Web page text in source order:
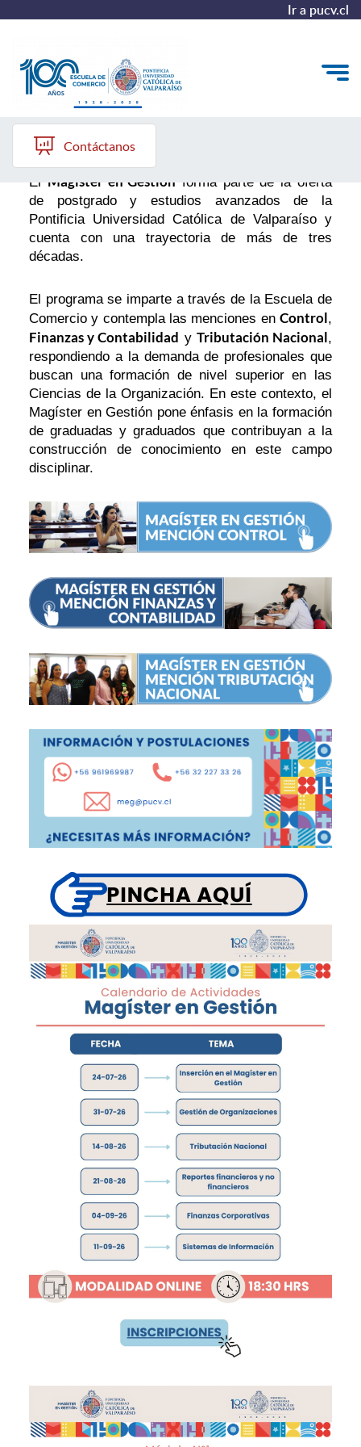
Ir a pucv.cl
Quiénes somos
Vinculación con el Medio
Formación Continua
Postgrados
ALUMNI
Contáctanos
Postgrados
El Magíster en Gestión forma parte de la oferta
de postgrado y estudios avanzados de la
Pontificia Universidad Católica de Valparaíso y
cuenta con una trayectoria de más de tres
décadas.
El programa se imparte a través de la Escuela de
Comercio y contempla las menciones en Control,
Finanzas y Contabilidad y Tributación Nacional,
respondiendo a la demanda de profesionales que
buscan una formación de nivel superior en las
Ciencias de la Organización. En este contexto, el
Magíster en Gestión pone énfasis en la formación
de graduadas y graduados que contribuyan a la
construcción de conocimiento en este campo
disciplinar.